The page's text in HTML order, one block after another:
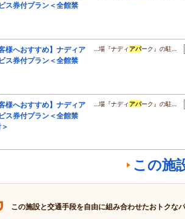
ス券付プラン＜全館禁
様へおすすめ】ナディア
ス券付プラン＜全館禁
…場『ナディ アパーク』の駐…
様へおすすめ】ナディア
ス券付プラン＜全館禁
…場『ナディ アパーク』の駐…
この施
この施設と交通手段を自由に組み合わせたおトクな